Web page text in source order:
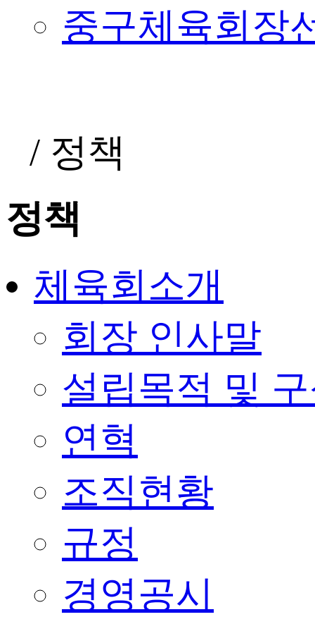
중구체육회장
/ 정책
정책
체육회소개
회장 인사말
설립목적 및
연혁
조직현황
규정
경영공시